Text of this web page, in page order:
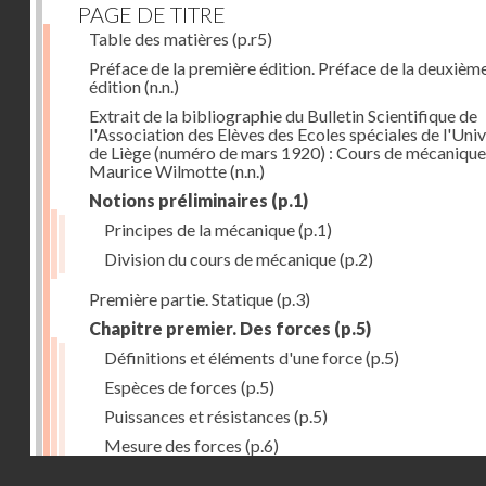
PAGE DE TITRE
Table des matières (p.r5)
Préface de la première édition. Préface de la
édition(n.n.)
Extrait de la bibliographie du Bulletin Scientifique de
l'Association des Elèves des Ecoles spéciales de
de Liège (numéro de mars 1920) : Cours de
Maurice Wilmotte(n.n.)
Notions préliminaires (p.1)
Principes de la mécanique(p.1)
Division du cours de mécanique(p.2)
Première partie. Statique(p.3)
Chapitre premier. Des forces (p.5)
Définitions et éléments d'une force(p.5)
Espèces de forces (p.5)
Puissances et résistances (p.5)
Mesure des forces (p.6)